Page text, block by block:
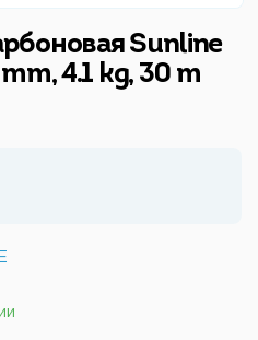
Sunline
4.1 kg, 30 m